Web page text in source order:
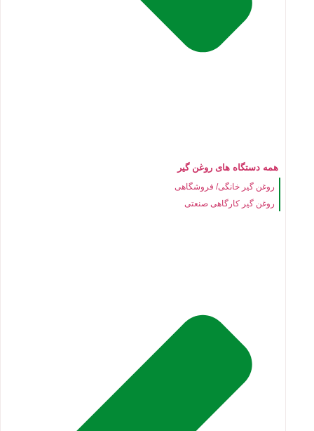
همه دستگاه های روغن گیر
روغن گیر خانگی/ فروشگاهی
روغن گیر کارگاهی صنعتی